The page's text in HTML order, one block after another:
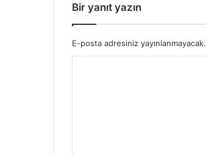
Bir yanıt yazın
E-posta adresiniz yayınlanmayacak.